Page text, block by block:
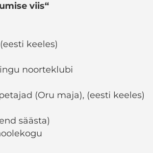
viis“
keeles)
noorteklubi
(Oru maja), (eesti keeles)
säästa)